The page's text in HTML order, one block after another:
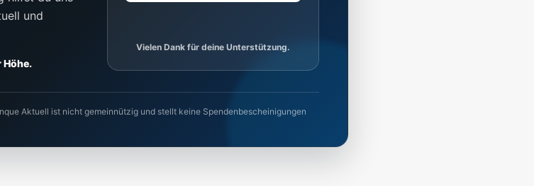
und
Höhe.
Vielen Dank für deine Unterstützung.
Aktuell ist nicht gemeinnützig und stellt keine Spendenbescheinigungen